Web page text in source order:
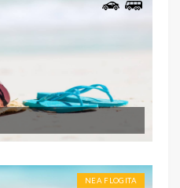
NEA FLOGITA